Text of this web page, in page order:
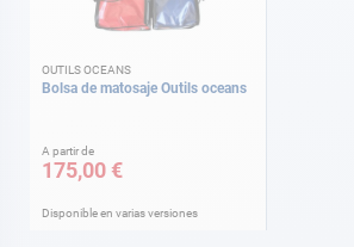
OUTILS OCEANS
Bolsa de matosaje Outils oceans
A partir de
175,00 €
Disponible en varias versiones